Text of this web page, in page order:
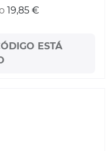
19,85 €
ESTÁ